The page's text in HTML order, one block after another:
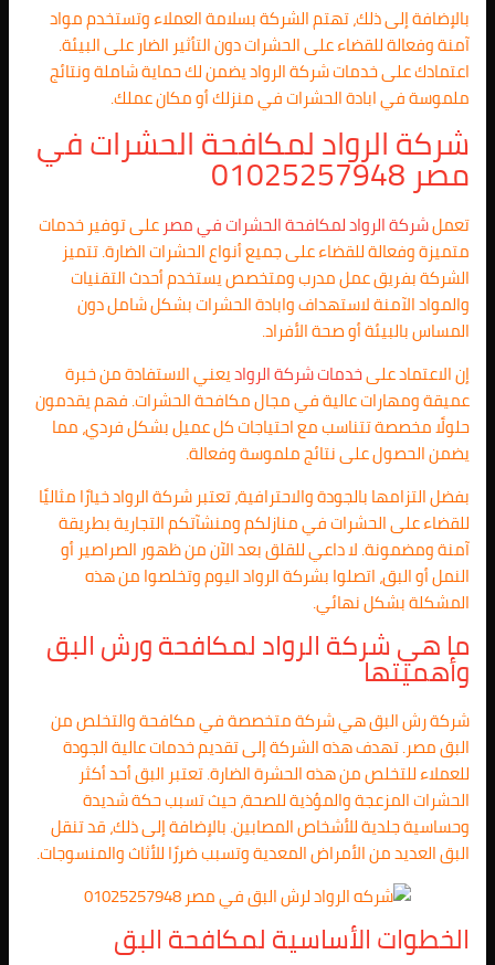
بالإضافة إلى ذلك، تهتم الشركة بسلامة العملاء وتستخدم مواد
آمنة وفعالة للقضاء على الحشرات دون التأثير الضار على البيئة.
اعتمادك على خدمات شركة الرواد يضمن لك حماية شاملة ونتائج
ملموسة في ابادة الحشرات في منزلك أو مكان عملك.
شركة الرواد لمكافحة الحشرات في
مصر 01025257948
تعملشركة الرواد لمكافحة الحشرات في مصرعلى توفير خدمات
متميزة وفعالة للقضاء على جميع أنواع الحشرات الضارة. تتميز
الشركة بفريق عمل مدرب ومتخصص يستخدم أحدث التقنيات
والمواد الآمنة لاستهداف وابادة الحشرات بشكل شامل دون
المساس بالبيئة أو صحة الأفراد.
إن الاعتماد علىخدمات شركة الرواديعني الاستفادة من خبرة
عميقة ومهارات عالية في مجال مكافحة الحشرات. فهم يقدمون
حلولًا مخصصة تتناسب مع احتياجات كل عميل بشكل فردي، مما
يضمن الحصول على نتائج ملموسة وفعالة.
بفضل التزامها بالجودة والاحترافية، تعتبر شركة الرواد خيارًا مثاليًا
للقضاء على الحشرات في منازلكم ومنشآتكم التجارية بطريقة
آمنة ومضمونة. لا داعي للقلق بعد الآن من ظهور الصراصير أو
النمل أو البق، اتصلوا بشركة الرواد اليوم وتخلصوا من هذه
المشكلة بشكل نهائي.
ما هي شركة الرواد لمكافحة ورش البق
وأهميتها
شركة رش البق هي شركة متخصصة في مكافحة والتخلص من
البق مصر. تهدف هذه الشركة إلى تقديم خدمات عالية الجودة
للعملاء للتخلص من هذه الحشرة الضارة. تعتبر البق أحد أكثر
الحشرات المزعجة والمؤذية للصحة، حيث تسبب حكة شديدة
وحساسية جلدية للأشخاص المصابين. بالإضافة إلى ذلك، قد تنقل
البق العديد من الأمراض المعدية وتسبب ضررًا للأثاث والمنسوجات.
الخطوات الأساسية لمكافحة البق